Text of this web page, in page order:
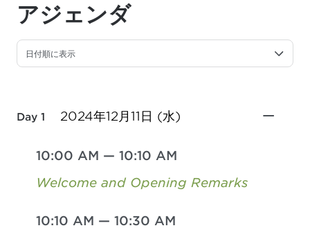
アジェンダ
日付順に表示
Day 1 2024年12月11日 (水)
10:00 AM — 10:10 AM
Welcome and Opening Remarks
10:10 AM — 10:30 AM